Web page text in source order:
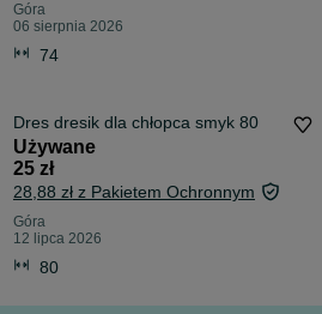
Góra
06 sierpnia 2026
74
Dres dresik dla chłopca smyk 80
Używane
25 zł
28,88 zł z Pakietem Ochronnym
Góra
12 lipca 2026
80